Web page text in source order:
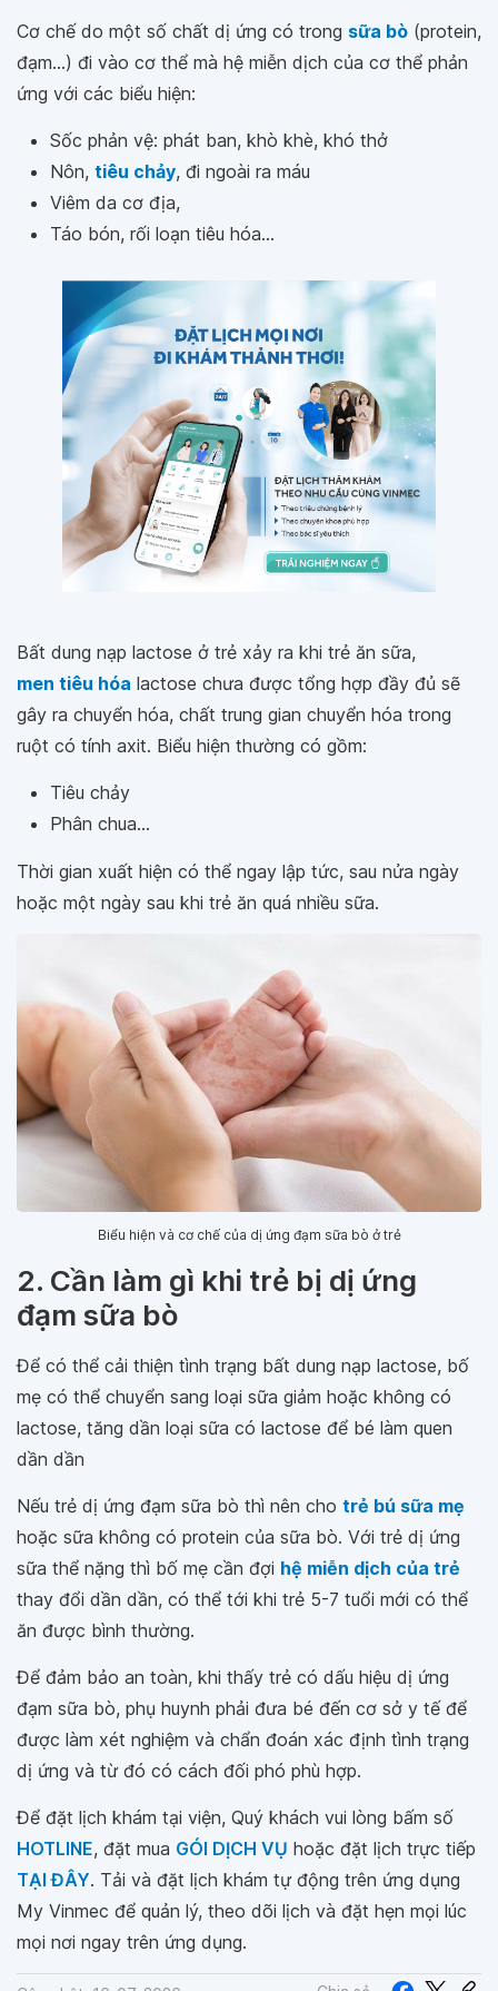
Cơ chế do một số chất dị ứng có trong sữa bò (protein,
đạm...) đi vào cơ thể mà hệ miễn dịch của cơ thể phản
ứng với các biểu hiện:
Sốc phản vệ: phát ban, khò khè, khó thở
Nôn, tiêu chảy, đi ngoài ra máu
Viêm da cơ địa,
Táo bón, rối loạn tiêu hóa...
Bất dung nạp lactose ở trẻ xảy ra khi trẻ ăn sữa,
men tiêu hóa lactose chưa được tổng hợp đầy đủ sẽ
gây ra chuyển hóa, chất trung gian chuyển hóa trong
ruột có tính axit. Biểu hiện thường có gồm:
Tiêu chảy
Phân chua...
Thời gian xuất hiện có thể ngay lập tức, sau nửa ngày
hoặc một ngày sau khi trẻ ăn quá nhiều sữa.
Biểu hiện và cơ chế của dị ứng đạm sữa bò ở trẻ
2. Cần làm gì khi trẻ bị dị ứng
đạm sữa bò
Để có thể cải thiện tình trạng bất dung nạp lactose, bố
mẹ có thể chuyển sang loại sữa giảm hoặc không có
lactose, tăng dần loại sữa có lactose để bé làm quen
dần dần
Nếu trẻ dị ứng đạm sữa bò thì nên cho trẻ bú sữa mẹ
hoặc sữa không có protein của sữa bò. Với trẻ dị ứng
sữa thể nặng thì bố mẹ cần đợi hệ miễn dịch của trẻ
thay đổi dần dần, có thể tới khi trẻ 5-7 tuổi mới có thể
ăn được bình thường.
Để đảm bảo an toàn, khi thấy trẻ có dấu hiệu dị ứng
đạm sữa bò, phụ huynh phải đưa bé đến cơ sở y tế để
được làm xét nghiệm và chẩn đoán xác định tình trạng
dị ứng và từ đó có cách đối phó phù hợp.
Để đặt lịch khám tại viện, Quý khách vui lòng bấm số
HOTLINE, đặt mua GÓI DỊCH VỤ hoặc đặt lịch trực tiếp
TẠI ĐÂY. Tải và đặt lịch khám tự động trên ứng dụng
My Vinmec để quản lý, theo dõi lịch và đặt hẹn mọi lúc
mọi nơi ngay trên ứng dụng.